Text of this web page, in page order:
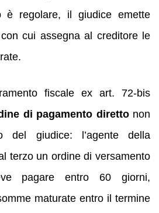
è regolare, il giudice emette
con cui assegna al creditore le
fiscale ex art. 72‑bis
di pagamento direttonon
del giudice: l’agente della
terzo un ordine di versamento
pagare entro 60 giorni,
maturate entro il termine